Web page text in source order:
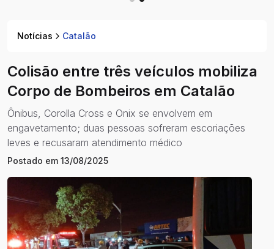
Notícias Catalão
Colisão entre três veículos mobiliza
Corpo de Bombeiros em Catalão
Ônibus, Corolla Cross e Onix se envolvem em
engavetamento; duas pessoas sofreram escoriações
leves e recusaram atendimento médico
Postado em 13/08/2025